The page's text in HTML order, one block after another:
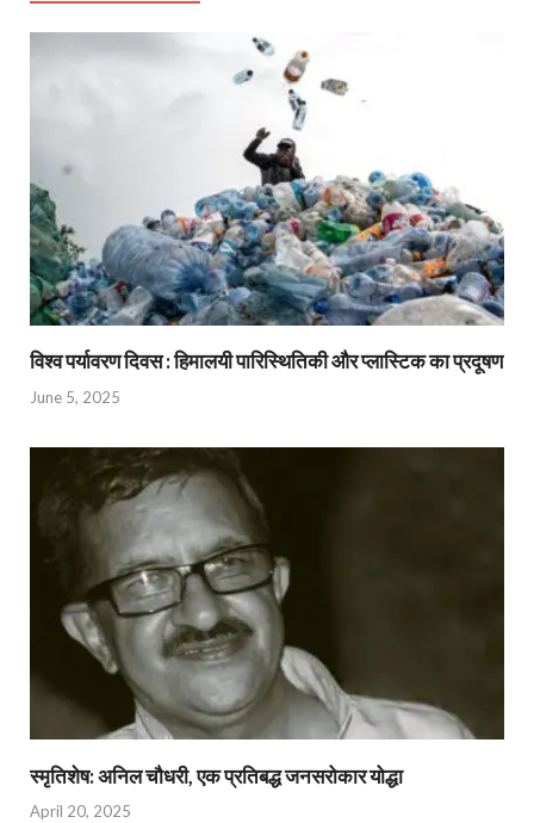
विश्व पर्यावरण दिवस : हिमालयी पारिस्थितिकी और प्लास्टिक का प्रदूषण
June 5, 2025
स्मृतिशेष: अनिल चौधरी, एक प्रतिबद्ध जनसरोकार योद्धा​
April 20, 2025